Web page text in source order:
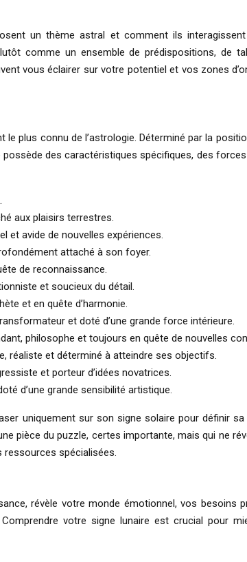
un thème astral et comment ils
comme un ensemble de prédispositions, de
vous éclairer sur votre potentiel et vos zones
plus connu de l’astrologie. Déterminé par la
des caractéristiques spécifiques, des
aux plaisirs terrestres.
et avide de nouvelles expériences.
attaché à son foyer.
de reconnaissance.
et soucieux du détail.
et en quête d’harmonie.
et doté d’une grande force intérieure.
philosophe et toujours en quête de nouvelles
réaliste et déterminé à atteindre ses objectifs.
et porteur d’idées novatrices.
d’une grande sensibilité artistique.
uniquement sur son signe solaire pour définir
pièce du puzzle, certes importante, mais qui ne
spécialisées.
révèle votre monde émotionnel, vos
votre signe lunaire est crucial pour